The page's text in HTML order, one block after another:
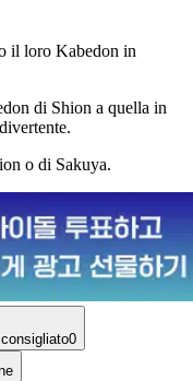
il loro Kabedon in
di Shion a quella in
o di Sakuya.
0